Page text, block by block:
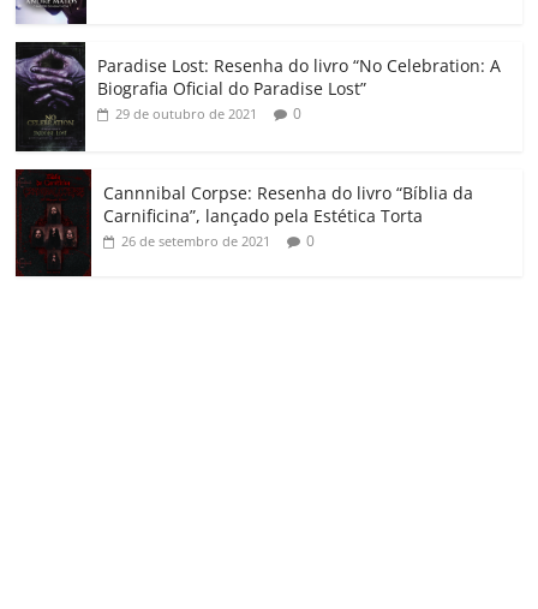
Paradise Lost: Resenha do livro “No Celebration: A
Biografia Oficial do Paradise Lost”
29 de outubro de 2021 0
Cannnibal Corpse: Resenha do livro “Bíblia da
Carnificina”, lançado pela Estética Torta
26 de setembro de 2021 0